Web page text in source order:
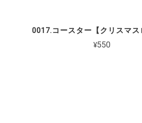
0017.コースター【クリスマス
¥550